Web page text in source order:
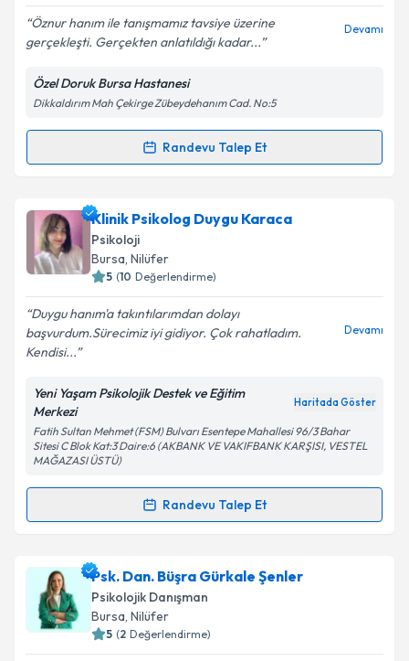
E-posta Adresiniz
Kişisel verilerimin işlenmesine ilişkin
Metni'ni okudum ve kişisel verilerimin belirtilen
kapsamda işlenmesini kabul ediyorum.
Öznur hanım ile tanışmamız tavsiye üzerine
gerçekleşti. Gerçekten anlatıldığı kadar...
Devamı
Özel Doruk Bursa Hastanesi
Dikkaldırım Mah Çekirge Zübeydehanım Cad. No:5
Randevu Talep Et
Randevu Takvimi Talebi
Psk. Öznur Yeşilbaşiçin randevu takvimi talebi
oluşturun. Size bu uzmandan randevu almanız için bir
takvim hazırlandığında e-posta ile bilgilendireceğiz.
Metni'ni okudum ve kişisel verilerimin belirtilen
Klinik Psikolog Duygu Karaca
Psikoloji
Bursa, Nilüfer
5 (10 Değerlendirme)
Duygu hanım'a takıntılarımdan dolayı
başvurdum.Sürecimiz iyi gidiyor. Çok rahatladım.
Kendisi...
Devamı
Yeni Yaşam Psikolojik Destek ve Eğitim
Merkezi
Haritada Göster
Fatih Sultan Mehmet (FSM) Bulvarı Esentepe Mahallesi 96/3 Bahar
Sitesi C Blok Kat:3 Daire:6 (AKBANK VE VAKIFBANK KARŞISI, VESTEL
MAĞAZASI ÜSTÜ)
Randevu Talep Et
Randevu Takvimi Talebi
Klinik Psikolog Duygu Karacaiçin randevu takvimi
talebi oluşturun. Size bu uzmandan randevu almanız
için bir takvim hazırlandığında e-posta ile
bilgilendireceğiz.
Psk. Dan. Büşra Gürkale Şenler
Psikolojik Danışman
Bursa, Nilüfer
5 (2 Değerlendirme)